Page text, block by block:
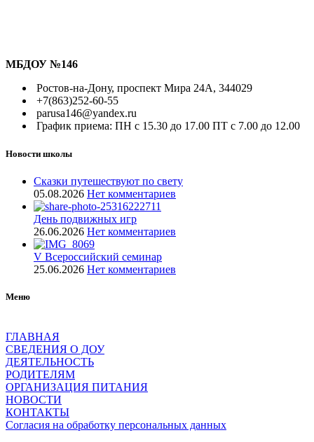
МБДОУ №146
Ростов-на-Дону, проспект Мира 24А, 344029
+7(863)252-60-55
parusa146@yandex.ru
График приема: ПН с 15.30 до 17.00 ПТ с 7.00 до 12.00
Новости школы
Сказки путешествуют по свету
05.08.2026 Нет комментариев
День подвижных игр
26.06.2026 Нет комментариев
V Всероссийский семинар
25.06.2026 Нет комментариев
Меню
ГЛАВНАЯ
СВЕДЕНИЯ О ДОУ
ДЕЯТЕЛЬНОСТЬ
РОДИТЕЛЯМ
ОРГАНИЗАЦИЯ ПИТАНИЯ
НОВОСТИ
КОНТАКТЫ
Согласия на обработку персональных данных